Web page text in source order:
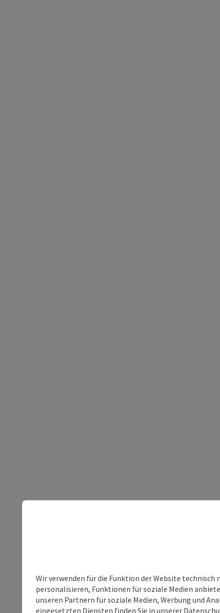
Wir verwenden für die Funktion der Website
personalisieren, Funktionen für soziale Medien
unseren Partnern für soziale Medien, Werbung und
eingesetzten Diensten finden Sie in unserer